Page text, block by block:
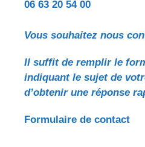
06 63 20 54 00
Vous souhaitez nous
Il suffit de remplir le
indiquant le sujet de
d’obtenir une réponse
Formulaire de contact